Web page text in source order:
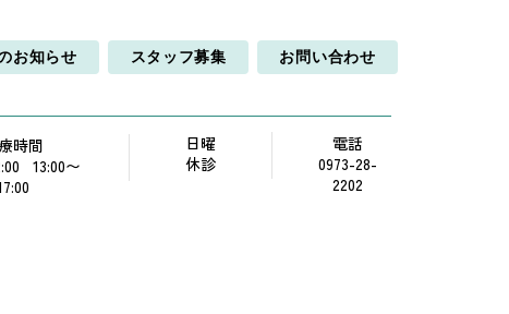
お知らせ スタッフ募集 お問い合わせ
時間
13:00〜
日曜
休診
電話
0973-28-
2202